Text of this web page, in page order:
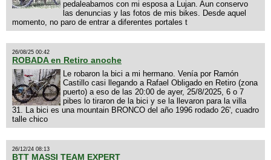
pedaleabamos con mi esposa a Lujan. Aun conservo
las denuncias y las fotos de mis bikes. Desde aquel
momento, no paro de entrar a diferentes portales t
26/08/25 00:42
ROBADA en Retiro anoche
Le robaron la bici a mi hermano. Venía por Ramón
Castillo casi llegando a Rafael Obligado en Retiro (zona
puerto) a eso de las 20:00 de ayer, 25/8/2025, 6 o 7
pibes lo tiraron de la bici y se la llevaron para la villa
31. La bici es una mountain BRONCO del año 1996 rodado 26', cuadro
talle chico
26/12/24 08:13
BTT MASSI TEAM EXPERT